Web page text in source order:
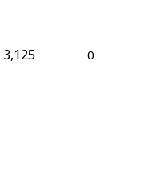
0
3,125